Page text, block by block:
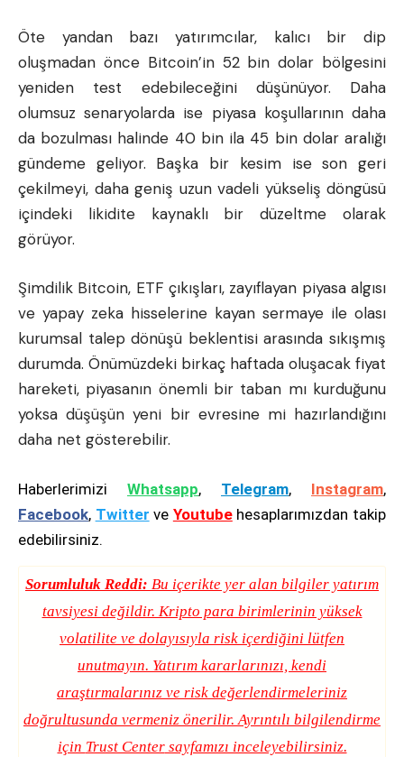
Öte yandan bazı yatırımcılar, kalıcı bir dip
oluşmadan önce Bitcoin’in 52 bin dolar bölgesini
yeniden test edebileceğini düşünüyor. Daha
olumsuz senaryolarda ise piyasa koşullarının daha
da bozulması halinde 40 bin ila 45 bin dolar aralığı
gündeme geliyor. Başka bir kesim ise son geri
çekilmeyi, daha geniş uzun vadeli yükseliş döngüsü
içindeki likidite kaynaklı bir düzeltme olarak
görüyor.
Şimdilik Bitcoin, ETF çıkışları, zayıflayan piyasa algısı
ve yapay zeka hisselerine kayan sermaye ile olası
kurumsal talep dönüşü beklentisi arasında sıkışmış
durumda. Önümüzdeki birkaç haftada oluşacak fiyat
hareketi, piyasanın önemli bir taban mı kurduğunu
yoksa düşüşün yeni bir evresine mi hazırlandığını
daha net gösterebilir.
Haberlerimizi Whatsapp, Telegram, Instagram,
Facebook, Twitter ve Youtubehesaplarımızdan takip
edebilirsiniz.
Sorumluluk Reddi: Bu içerikte yer alan bilgiler yatırım
tavsiyesi değildir. Kripto para birimlerinin yüksek
volatilite ve dolayısıyla risk içerdiğini lütfen
unutmayın. Yatırım kararlarınızı, kendi
araştırmalarınız ve risk değerlendirmeleriniz
doğrultusunda vermeniz önerilir. Ayrıntılı bilgilendirme
için Trust Centersayfamızı inceleyebilirsiniz.